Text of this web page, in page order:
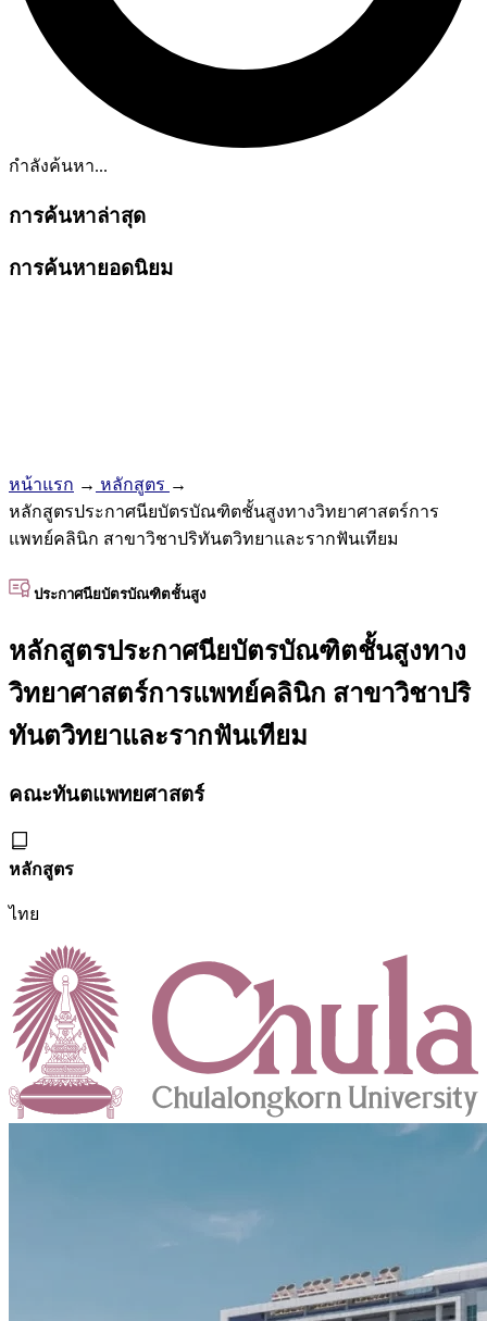
กำลังค้นหา...
การค้นหาล่าสุด
การค้นหายอดนิยม
หน้าแรก → หลักสูตร →
หลักสูตรประกาศนียบัตรบัณฑิตชั้นสูงทางวิทยาศาสตร์การ
แพทย์คลินิก สาขาวิชาปริทันตวิทยาและรากฟันเทียม
ประกาศนียบัตรบัณฑิตชั้นสูง
หลักสูตรประกาศนียบัตรบัณฑิตชั้นสูงทาง
วิทยาศาสตร์การแพทย์คลินิก สาขาวิชาปริ
ทันตวิทยาและรากฟันเทียม
คณะทันตแพทยศาสตร์
หลักสูตร
ไทย